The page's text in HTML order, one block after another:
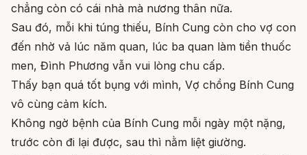
chẳng còn có cái nhà mà nương thân nữa.
Sau đó, mỗi khi túng thiếu, Bính Cung còn cho vợ con
đến nhờ vả lúc năm quan, lúc ba quan làm tiền thuốc
men, Đình Phương vẫn vui lòng chu cấp.
Thấy bạn quá tốt bụng với mình, Vợ chồng Bính Cung
vô cùng cảm kích.
Không ngờ bệnh của Bính Cung mỗi ngày một nặng,
trước còn đi lại được, sau thì nằm liệt giường.